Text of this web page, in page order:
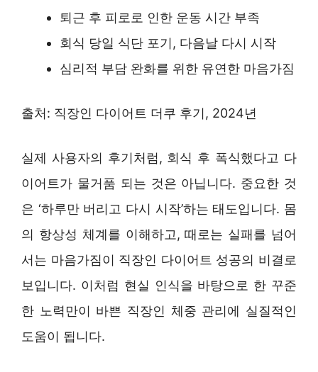
퇴근 후 피로로 인한 운동 시간 부족
회식 당일 식단 포기, 다음날 다시 시작
심리적 부담 완화를 위한 유연한 마음가짐
출처: 직장인 다이어트 더쿠 후기, 2024년
실제 사용자의 후기처럼, 회식 후 폭식했다고 다
이어트가 물거품 되는 것은 아닙니다. 중요한 것
은 ‘하루만 버리고 다시 시작’하는 태도입니다. 몸
의 항상성 체계를 이해하고, 때로는 실패를 넘어
서는 마음가짐이 직장인 다이어트 성공의 비결로
보입니다. 이처럼 현실 인식을 바탕으로 한 꾸준
한 노력만이 바쁜 직장인 체중 관리에 실질적인
도움이 됩니다.